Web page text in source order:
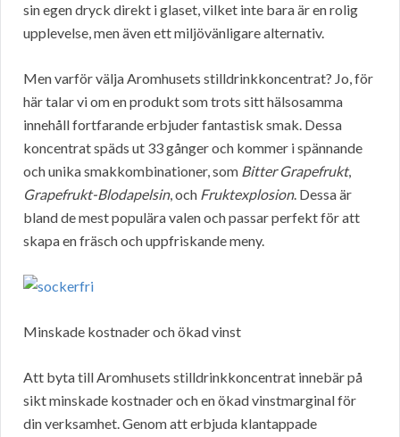
sin egen dryck direkt i glaset, vilket inte bara är en rolig
upplevelse, men även ett miljövänligare alternativ.
Men varför välja Aromhusets stilldrinkkoncentrat? Jo, för
här talar vi om en produkt som trots sitt hälsosamma
innehåll fortfarande erbjuder fantastisk smak. Dessa
koncentrat späds ut 33 gånger och kommer i spännande
och unika smakkombinationer, som Bitter Grapefrukt,
Grapefrukt-Blodapelsin, och Fruktexplosion. Dessa är
bland de mest populära valen och passar perfekt för att
skapa en fräsch och uppfriskande meny.
Minskade kostnader och ökad vinst
Att byta till Aromhusets stilldrinkkoncentrat innebär på
sikt minskade kostnader och en ökad vinstmarginal för
din verksamhet. Genom att erbjuda klantappade